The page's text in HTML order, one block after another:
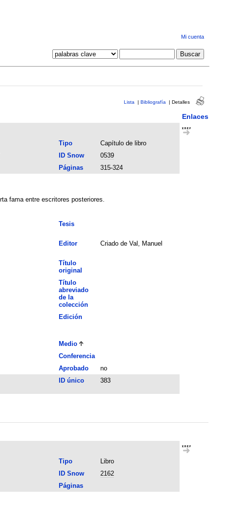
Mi cuenta
Lista | Bibliografía | Detalles
Enlaces
Tipo
Capítulo de libro
ID Snow
0539
Páginas
315-324
fama entre escritores posteriores.
Tesis
Editor Criado de Val, Manuel
Título
original
Título
abreviado
de la
colección
Edición
Medio
Conferencia
Aprobado
no
ID único 383
Tipo
Libro
ID Snow
2162
Páginas